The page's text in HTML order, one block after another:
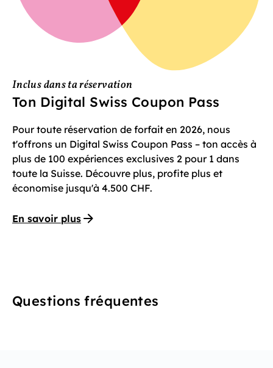
Inclus dans ta réservation
Ton Digital Swiss Coupon Pass
Pour toute réservation de forfait en 2026, nous
t'offrons un Digital Swiss Coupon Pass – ton accès à
plus de 100 expériences exclusives 2 pour 1 dans
toute la Suisse. Découvre plus, profite plus et
économise jusqu'à 4.500 CHF.
En savoir plus
Questions fréquentes